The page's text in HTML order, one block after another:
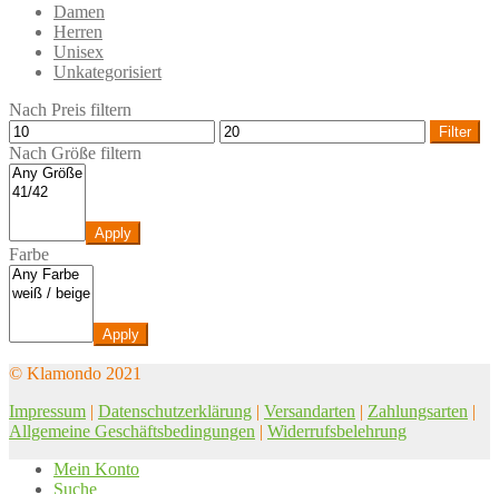
Damen
Herren
Unisex
Unkategorisiert
Nach Preis filtern
Filter
Nach Größe filtern
Apply
Farbe
Apply
© Klamondo 2021
Impressum | Datenschutzerklärung | Versandarten | Zahlungsarten |
Allgemeine Geschäftsbedingungen | Widerrufsbelehrung
Mein Konto
Suche